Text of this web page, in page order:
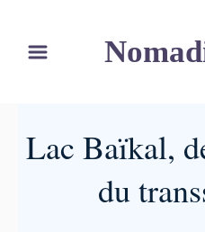
Lac Baïkal,
du